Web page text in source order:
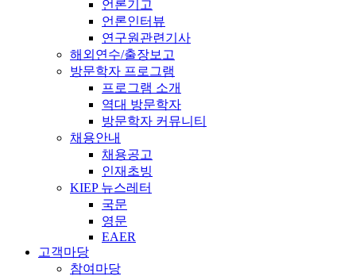
언론기고
언론인터뷰
연구원관련기사
해외연수/출장보고
방문학자 프로그램
프로그램 소개
역대 방문학자
방문학자 커뮤니티
채용안내
채용공고
인재초빙
KIEP 뉴스레터
국문
영문
EAER
고객마당
참여마당